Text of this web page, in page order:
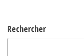
Rechercher